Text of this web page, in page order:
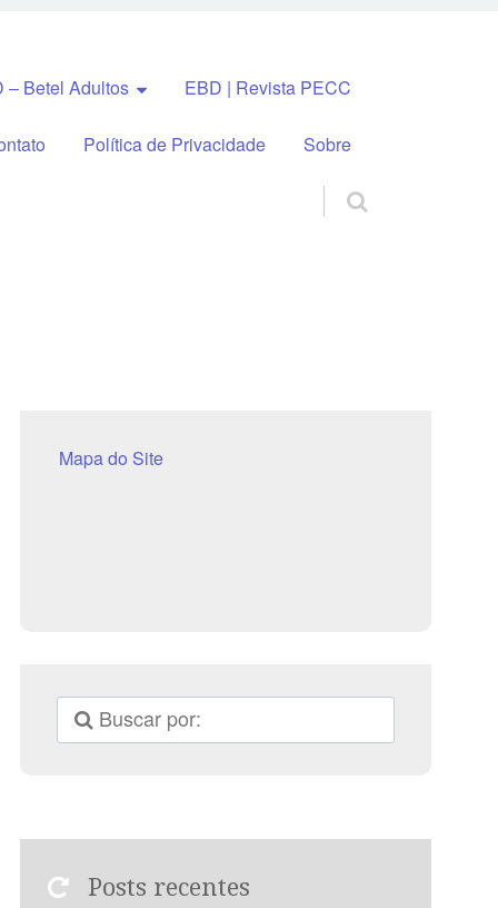
– Betel Adultos EBD | Revista PECC
Política de Privacidade Sobre
Mapa do Site
Posts recentes